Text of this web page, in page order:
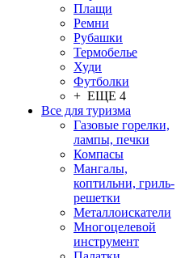
Плащи
Ремни
Рубашки
Термобелье
Худи
Футболки
+ ЕЩЕ 4
Все для туризма
Газовые горелки,
лампы, печки
Компасы
Мангалы,
коптильни, гриль-
решетки
Металлоискатели
Многоцелевой
инструмент